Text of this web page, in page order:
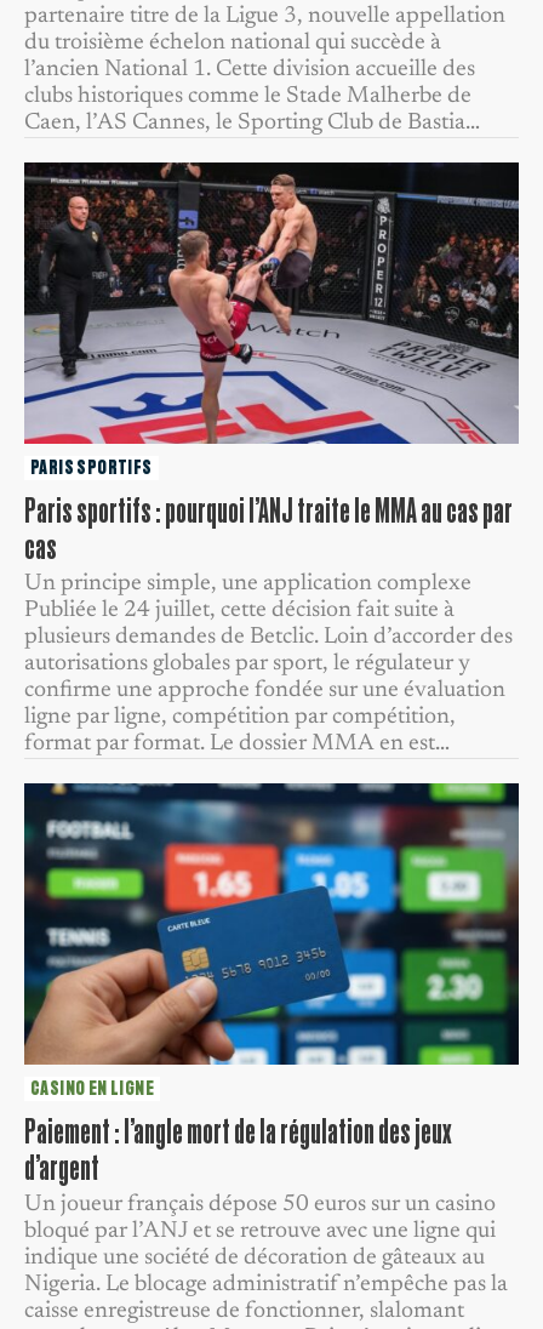
partenaire titre de la Ligue 3, nouvelle appellation
du troisième échelon national qui succède à
l’ancien National 1. Cette division accueille des
clubs historiques comme le Stade Malherbe de
Caen, l’AS Cannes, le Sporting Club de Bastia…
PARIS SPORTIFS
Paris sportifs : pourquoi l’ANJ traite le MMA au cas par
cas
Un principe simple, une application complexe
Publiée le 24 juillet, cette décision fait suite à
plusieurs demandes de Betclic. Loin d’accorder des
autorisations globales par sport, le régulateur y
confirme une approche fondée sur une évaluation
ligne par ligne, compétition par compétition,
format par format. Le dossier MMA en est…
CASINO EN LIGNE
Paiement : l’angle mort de la régulation des jeux
d’argent
Un joueur français dépose 50 euros sur un casino
bloqué par l’ANJ et se retrouve avec une ligne qui
indique une société de décoration de gâteaux au
Nigeria. Le blocage administratif n’empêche pas la
caisse enregistreuse de fonctionner, slalomant